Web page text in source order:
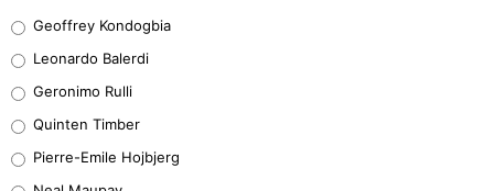
38%
32%
5%
Geoffrey Kondogbia
Leonardo Balerdi
Geronimo Rulli
Quinten Timber
Pierre-Emile Hojbjerg